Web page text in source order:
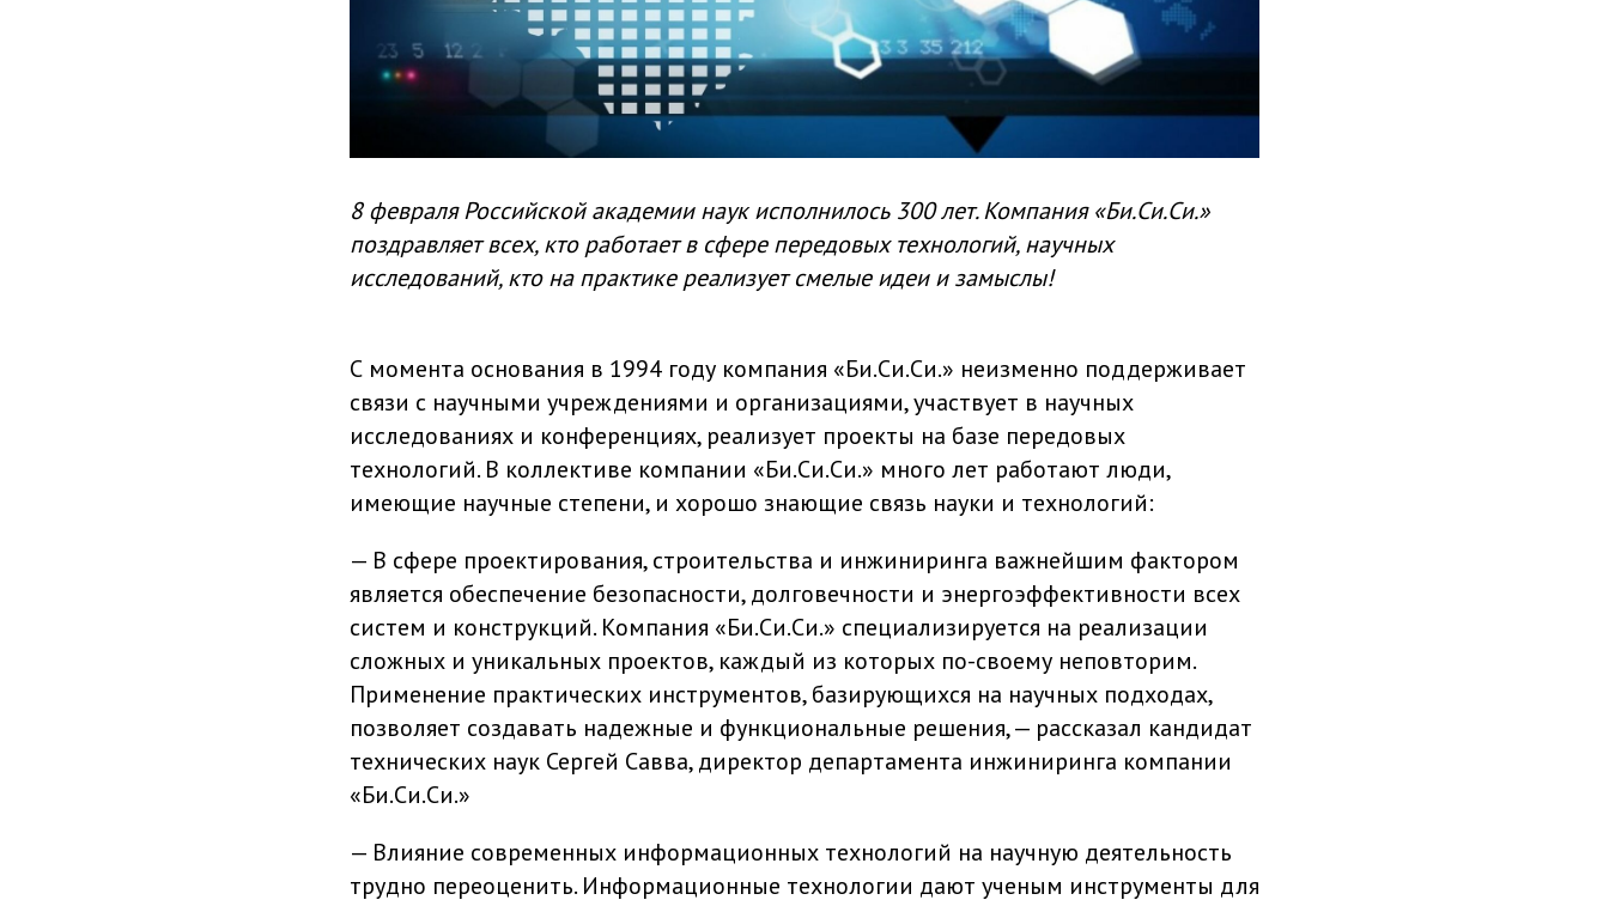
8 февраля Российской академии наук исполнилось 300 лет. Компания «Би.Си.Си.»
поздравляет всех, кто работает в сфере передовых технологий, научных
исследований, кто на практике реализует смелые идеи и замыслы!
С момента основания в 1994 году компания «Би.Си.Си.» неизменно поддерживает
связи с научными учреждениями и организациями, участвует в научных
исследованиях и конференциях, реализует проекты на базе передовых
технологий. В коллективе компании «Би.Си.Си.» много лет работают люди,
имеющие научные степени, и хорошо знающие связь науки и технологий:
— В сфере проектирования, строительства и инжиниринга важнейшим фактором
является обеспечение безопасности, долговечности и энергоэффективности всех
систем и конструкций. Компания «Би.Си.Си.» специализируется на реализации
сложных и уникальных проектов, каждый из которых по-своему неповторим.
Применение практических инструментов, базирующихся на научных подходах,
позволяет создавать надежные и функциональные решения, — рассказал кандидат
технических наук Сергей Савва, директор департамента инжиниринга компании
«Би.Си.Си.»
— Влияние современных информационных технологий на научную деятельность
трудно переоценить. Информационные технологии дают ученым инструменты для